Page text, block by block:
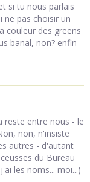
si tu nous parlais
ne pas choisir un
couleur des greens
banal, non? enfin
reste entre nous - le
non, n'insiste
autres - d'autant
du Bureau
les noms... moi...)